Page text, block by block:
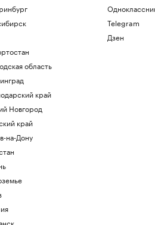
область
край
Новгород
край
на-Дону
Telegram
Дзен